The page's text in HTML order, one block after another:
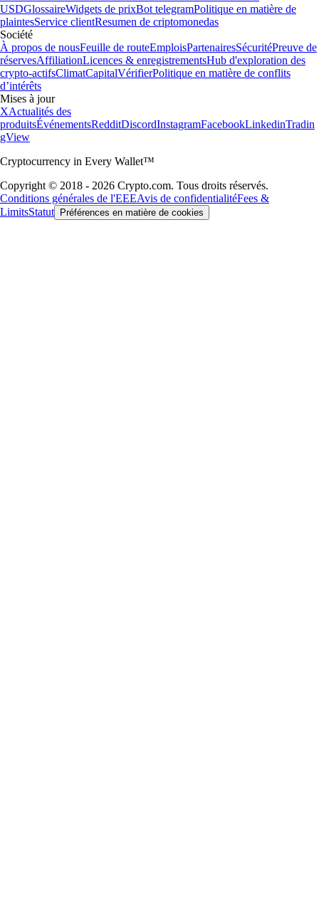
USDGlossaireWidgets de prixBot telegramPolitique en matière de
plaintesService clientResumen de criptomonedas
Société
À propos de nousFeuille de routeEmploisPartenairesSécuritéPreuve de
réservesAffiliationLicences & enregistrementsHub d'exploration des
crypto-actifsClimatCapitalVérifierPolitique en matière de conflits
d’intérêts
Mises à jour
XActualités des
produitsÉvénementsRedditDiscordInstagramFacebookLinkedinTradin
gView
Cryptocurrency in Every Wallet™
Copyright © 2018 - 2026 Crypto.com. Tous droits réservés.
Conditions générales de l'EEEAvis de confidentialitéFees &
LimitsStatut Préférences en matière de cookies